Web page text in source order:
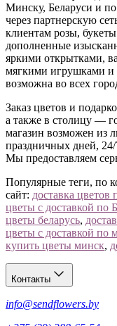
Минску, Беларуси и
через партнерскую
клиентам розы,
дополненные
яркими открытками,
мягкими игрушками и
возможна во всех
Заказ цветов и
а также в столицу —
магазин возможен из
праздничных дней,
Мы предоставляем
Популярные теги, по
сайт: доставка цветов
цветы с доставкой по
цветы беларусь,
цветы с доставкой по
купить цветы минск,
Контакты
info@sendflowers.by